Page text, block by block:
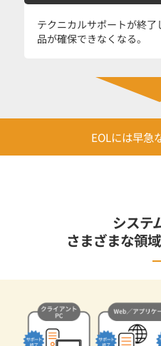
テクニカルサポートが終
品が確保できなくなる。
EOLには早急
システ
さまざまな領